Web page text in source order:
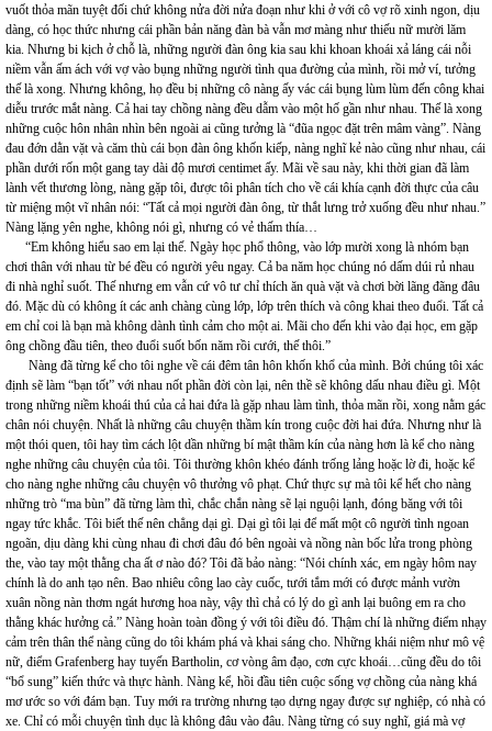
vuốt thỏa mãn tuyệt đối chứ không nửa đời nửa đoạn như khi ở với cô vợ rõ xinh ngon, dịu
dàng, có học thức nhưng cái phần bản năng đàn bà vẫn mơ màng như thiếu nữ mười lăm
kia. Nhưng bi kịch ở chỗ là, những người đàn ông kia sau khi khoan khoái xả láng cái nỗi
niềm vẫn ấm ách với vợ vào bụng những người tình qua đường của mình, rồi mở ví, tưởng
thế là xong. Nhưng không, họ đều bị những cô nàng ấy vác cái bụng lùm lùm đến công khai
diễu trước mắt nàng. Cả hai tay chồng nàng đều dẫm vào một hố gần như nhau. Thế là xong
những cuộc hôn nhân nhìn bên ngoài ai cũng tưởng là “đũa ngọc đặt trên mâm vàng”. Nàng
đau đớn dằn vặt và căm thù cái bọn đàn ông khốn kiếp, nàng nghĩ kẻ nào cũng như nhau, cái
phần dưới rốn một gang tay dài độ mươi centimet ấy. Mãi về sau này, khi thời gian đã làm
lành vết thương lòng, nàng gặp tôi, được tôi phân tích cho về cái khía cạnh đời thực của câu
từ miệng một vĩ nhân nói: “Tất cả mọi người đàn ông, từ thắt lưng trở xuống đều như nhau.”
Nàng lặng yên nghe, không nói gì, nhưng có vẻ thấm thía…
“Em không hiểu sao em lại thế. Ngày học phổ thông, vào lớp mười xong là nhóm bạn
chơi thân với nhau từ bé đều có người yêu ngay. Cả ba năm học chúng nó dấm dúi rủ nhau
đi nhà nghỉ suốt. Thế nhưng em vẫn cứ vô tư chỉ thích ăn quà vặt và chơi bời lãng đãng đâu
đó. Mặc dù có không ít các anh chàng cùng lớp, lớp trên thích và công khai theo đuổi. Tất cả
em chỉ coi là bạn mà không dành tình cảm cho một ai. Mãi cho đến khi vào đại học, em gặp
ông chồng đầu tiên, theo đuổi suốt bốn năm rồi cưới, thế thôi.”
Nàng đã từng kể cho tôi nghe về cái đêm tân hôn khốn khổ của mình. Bởi chúng tôi xác
định sẽ làm “bạn tốt” với nhau nốt phần đời còn lại, nên thề sẽ không dấu nhau điều gì. Một
trong những niềm khoái thú của cả hai đứa là gặp nhau làm tình, thỏa mãn rồi, xong nằm gác
chân nói chuyện. Nhất là những câu chuyện thầm kín trong cuộc đời hai đứa. Nhưng như là
một thói quen, tôi hay tìm cách lột dần những bí mật thầm kín của nàng hơn là kể cho nàng
nghe những câu chuyện của tôi. Tôi thường khôn khéo đánh trống lảng hoặc lờ đi, hoặc kể
cho nàng nghe những câu chuyện vô thưởng vô phạt. Chứ thực sự mà tôi kể hết cho nàng
những trò “ma bùn” đã từng làm thì, chắc chắn nàng sẽ lại nguội lạnh, đóng băng với tôi
ngay tức khắc. Tôi biết thế nên chẳng dại gì. Dại gì tôi lại để mất một cô người tình ngoan
ngoãn, dịu dàng khi cùng nhau đi chơi đâu đó bên ngoài và nồng nàn bốc lửa trong phòng
the, vào tay một thằng cha ất ơ nào đó? Tôi đã bảo nàng: “Nói chính xác, em ngày hôm nay
chính là do anh tạo nên. Bao nhiêu công lao cày cuốc, tưới tắm mới có được mảnh vườn
xuân nồng nàn thơm ngát hương hoa này, vậy thì chả có lý do gì anh lại buông em ra cho
thằng khác hưởng cả.” Nàng hoàn toàn đồng ý với tôi điều đó. Thậm chí là những điểm nhạy
cảm trên thân thể nàng cũng do tôi khám phá và khai sáng cho. Những khái niệm như mô vệ
nữ, điểm Grafenberg hay tuyến Bartholin, cơ vòng âm đạo, cơn cực khoái…cũng đều do tôi
“bổ sung” kiến thức và thực hành. Nàng kể, hồi đầu tiên cuộc sống vợ chồng của nàng khá
mơ ước so với đám bạn. Tuy mới ra trường nhưng tạo dựng ngay được sự nghiệp, có nhà có
xe. Chỉ có mỗi chuyện tình dục là không đâu vào đâu. Nàng từng có suy nghĩ, giá mà vợ